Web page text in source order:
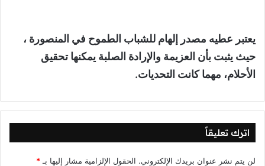
يعتبر عطيه مصدر إلهام للشباب الطموح في المنصورة ،
حيث يثبت بأن العزيمة والإرادة الصلبة يمكنها تحقيق
الأحلام، مهما كانت التحديات.
اترك تعليقاً
لن يتم نشر عنوان بريدك الإلكتروني. الحقول الإلزامية مشار إليها بـ *